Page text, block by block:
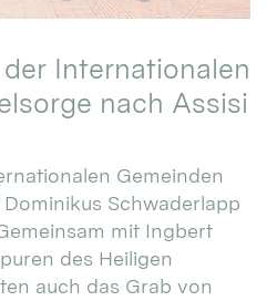
Internationalen
nach Assisi
Gemeinden
Schwaderlapp
mit Ingbert
des Heiligen
auch das Grab von